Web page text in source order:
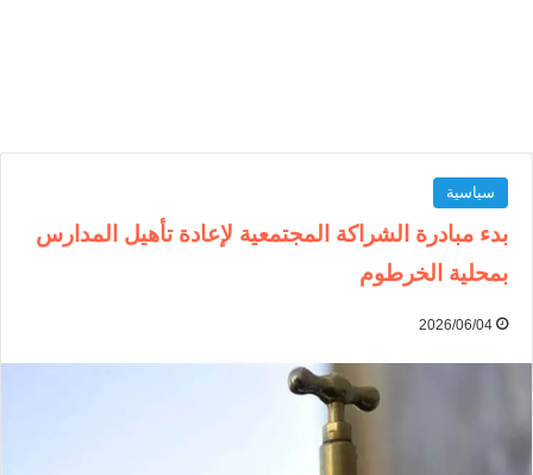
سياسية
بدء مبادرة الشراكة المجتمعية لإعادة تأهيل المدارس
بمحلية الخرطوم
2026/06/04